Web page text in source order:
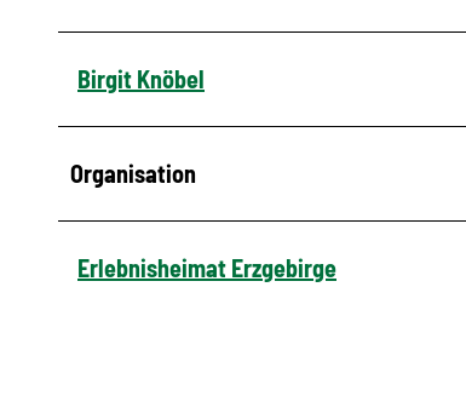
Birgit Knöbel
Organisation
Erlebnisheimat Erzgebirge